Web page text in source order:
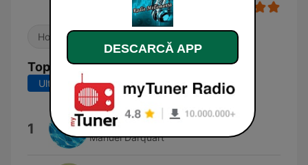
House
Top melodii
Ultimele 7 zile Ultimele 30 de zile
1 Breeze
Manuel Darquart
DESCARCĂ APP